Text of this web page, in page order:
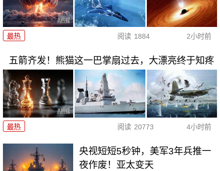
最热 阅读 1884 2小时前
五箭齐发！熊猫这一巴掌扇过去，大漂亮终于知疼
最热 阅读 20773 4小时前
央视短短5秒钟，美军3年兵推一
夜作废！亚太变天